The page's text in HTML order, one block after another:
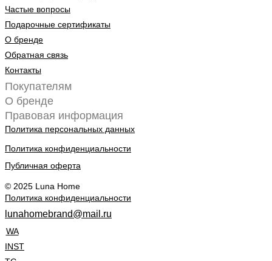
Частые вопросы
Подарочные сертификаты
О бренде
Обратная связь
Контакты
Покупателям
О бренде
Правовая информация
Политика персональных данных
Политика конфиденциальности
Публичная оферта
© 2025 Luna Home
Политика конфиденциальности
lunahomebrand@mail.ru
WA
INST